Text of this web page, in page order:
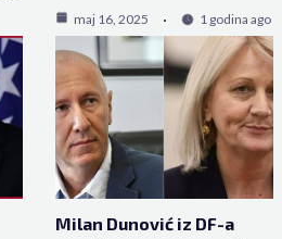
maj 16, 2025 1 godina ago
Milan Dunović iz DF-a